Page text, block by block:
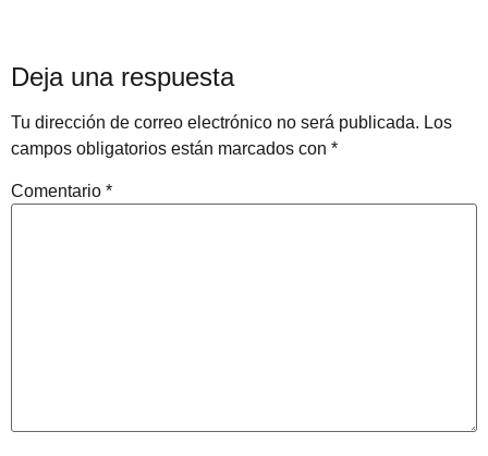
Deja una respuesta
Tu dirección de correo electrónico no será publicada. Los
campos obligatorios están marcados con *
Comentario *